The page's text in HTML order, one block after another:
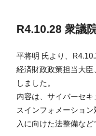
R4.10.28 衆議
平将明 氏より、
経済財政政策担当大
しました。
内容は、サイバーセ
スインフォメーショ
入に向けた法整備など